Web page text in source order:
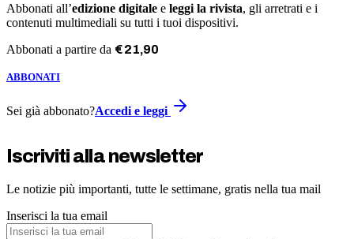
Abbonati all’edizione digitale e leggi la rivista, gli arretrati e i
contenuti multimediali su tutti i tuoi dispositivi.
Abbonati a partire da €21,90
ABBONATI
Sei già abbonato?Accedi e leggi
Iscriviti alla newsletter
Le notizie più importanti, tutte le settimane, gratis nella tua mail
Inserisci la tua email